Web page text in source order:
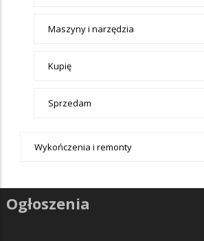
Maszyny i narzędzia
Kupię
Sprzedam
Wykończenia i remonty
Ogłoszenia